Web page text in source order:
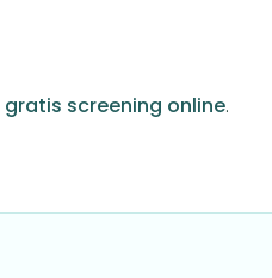
gratis screening online.